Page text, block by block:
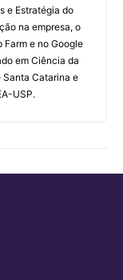
e Estratégia do
na empresa, o
e no Google
em Ciência da
Catarina e
USP.